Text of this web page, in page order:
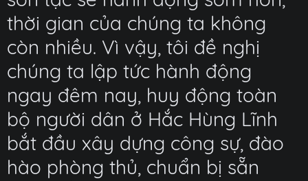
thời gian của chúng ta không
còn nhiều. Vì vậy, tôi đề nghị
chúng ta lập tức hành động
ngay đêm nay, huy động toàn
bộ người dân ở Hắc Hùng Lĩnh
bắt đầu xây dựng công sự, đào
hào phòng thủ, chuẩn bị sẵn